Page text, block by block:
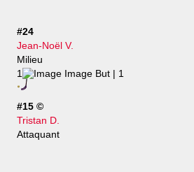
#24
Jean-Noël V.
Milieu
1
| 1
#15 ©
Tristan D.
Attaquant